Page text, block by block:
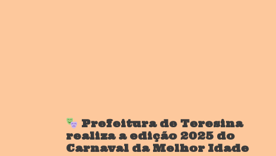
Prefeitura de Teresina
realiza a edição 2025 do
Carnaval da Melhor Idade